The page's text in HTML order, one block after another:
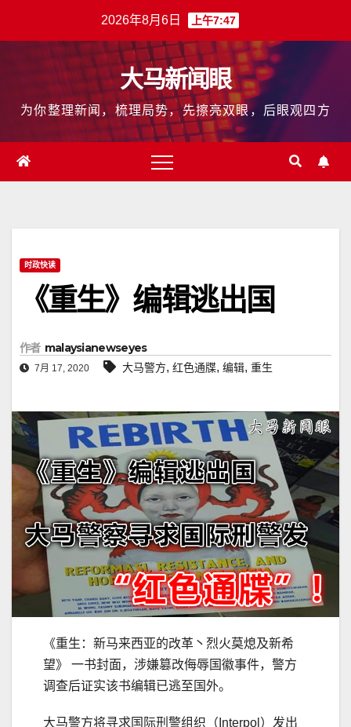
2026年8月6日 上午7:47
大马新闻眼
为你整理新闻，梳理局势，先擦亮双眼，后眼观四方
时政快读
《重生》编辑逃出国
作者 malaysianewseyes
7月 17, 2020 大马警方, 红色通牒, 编辑, 重生
《重生：新马来西亚的改革丶烈火莫熄及新希
望》 一书封面，涉嫌篡改侮辱国徽事件，警方
调查后证实该书编辑已逃至国外。
大马警方将寻求国际刑警组织（Interpol）发出